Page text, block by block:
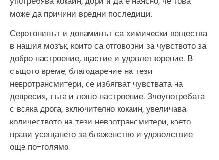
може да причини вредни последици.
Серотонинът и допаминът са химически вещества
в нашия мозък, които са отговорни за чувството за
добро настроение, щастие и удовлетворение. В
същото време, благодарение на тези
невротрансмитери, се избягват чувствата на
депресия, тъга и лошо настроение. Злоупотребата
с всяка дрога, включително кокаин, увеличава
количеството на тези невротрансмитери, което
прави усещането за блаженство и удоволствие
още по-голямо.